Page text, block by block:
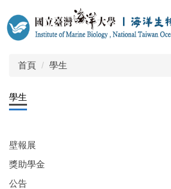
到
主
首頁 學生
學生
壁報展
獎助學金
公告